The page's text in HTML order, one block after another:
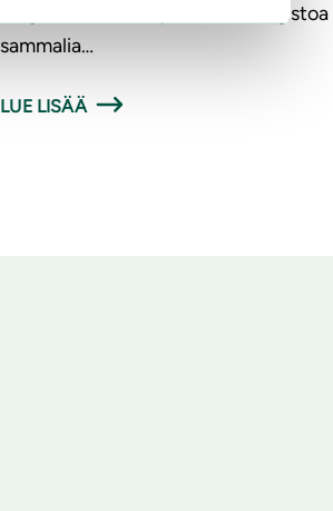
erityisiin oloihin sopeutunutta lajistoa
sammalia…
LUE LISÄÄ